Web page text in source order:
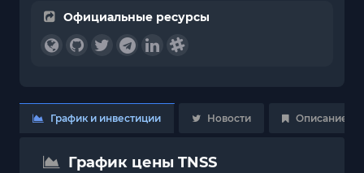
Официальные ресурсы
График и инвестиции Новости Описание
График цены TNSS